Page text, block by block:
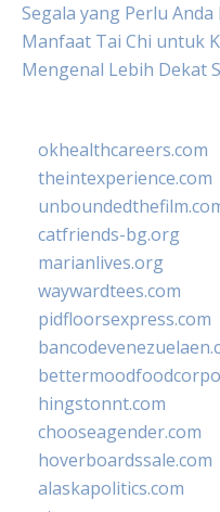
Segala yang Perlu
Manfaat Tai Chi untuk
Mengenal Lebih Dekat
okhealthcareers.com
theintexperience.com
catfriends-bg.org
marianlives.org
waywardtees.com
pidfloorsexpress.com
hingstonnt.com
chooseagender.com
hoverboardssale.com
alaskapolitics.com